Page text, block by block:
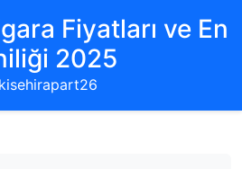
Fiyatları ve En
2025